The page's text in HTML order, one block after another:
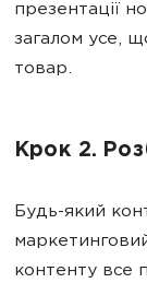
презентації
загалом усе,
товар.
Крок 2.
Будь-який
контенту все